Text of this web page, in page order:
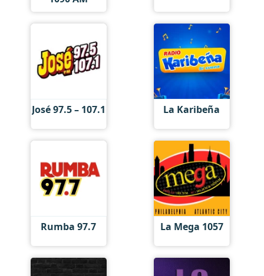
José 97.5 – 107.1 La Karibeña
Rumba 97.7 La Mega 1057